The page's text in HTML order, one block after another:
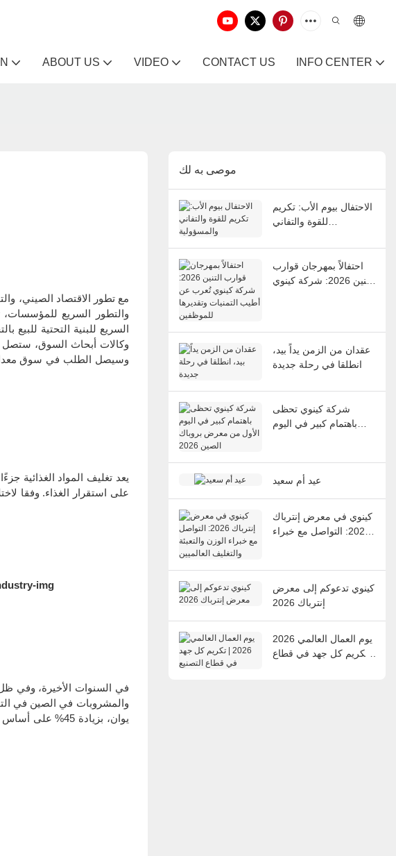
ABOUT US VIDEO CONTACT US INFO CENTER
والتطور السريع للمؤسسات،
السريع للبنية التحتية
يعد تغليف المواد الغذائية
على استقرار الغذاء. وفقا
في السنوات الأخيرة، وفي
موصى به لك
الاحتفال بيوم الأب: تكريم
للقوة والتفاني
احتفالاً بمهرجان قوارب
التنين 2026: شركة كينوي
عقدان من الزمن يداً بيد،
انطلقا في رحلة جديدة
شركة كينوي تحظى
باهتمام كبير في اليوم
عيد أم سعيد
كينوي في معرض إنترباك
2026: التواصل مع خبراء
كينوي تدعوكم إلى معرض
إنترباك 2026
يوم العمال العالمي 2026
| تكريم كل جهد في قطاع